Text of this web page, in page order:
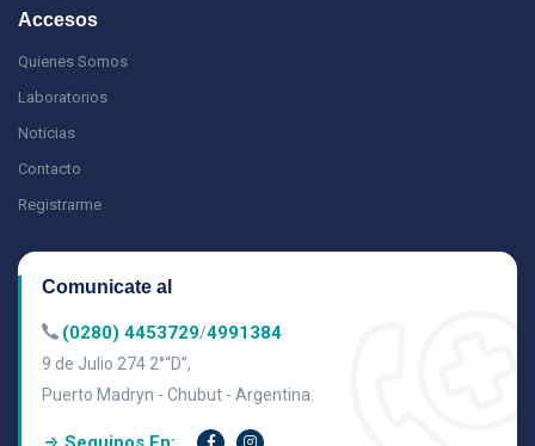
Accesos
Quienes Somos
Laboratorios
Noticias
Contacto
Registrarme
Comunicate al
(0280) 4453729/4991384
9 de Julio 274 2°“D”,
Puerto Madryn - Chubut - Argentina.